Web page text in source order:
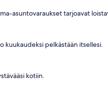
asuntovaraukset tarjoavat
kuukaudeksi pelkästään itsellesi.
kotiin.